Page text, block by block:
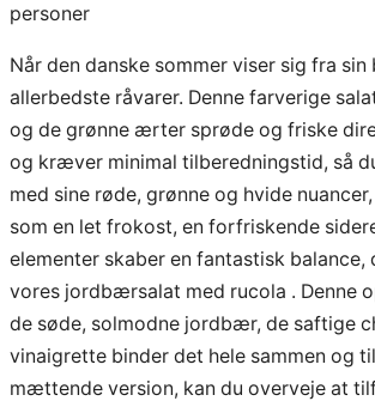
personer
Når den danske sommer viser sig fra
allerbedste råvarer. Denne farverige
og de grønne ærter sprøde og friske
og kræver minimal tilberedningstid, så
med sine røde, grønne og hvide
som en let frokost, en forfriskende
elementer skaber en fantastisk
vores jordbærsalat med rucola . Denne
de søde, solmodne jordbær, de saftige
vinaigrette binder det hele sammen og
mættende version, kan du overveje at